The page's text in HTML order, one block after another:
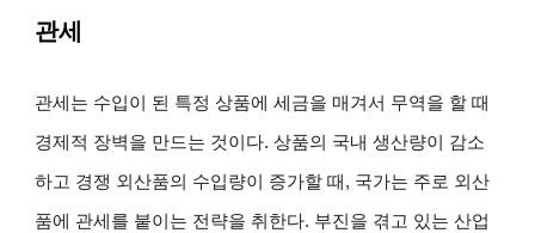
관세
관세는 수입이 된 특정 상품에 세금을 매겨서 무역을 할 때
경제적 장벽을 만드는 것이다. 상품의 국내 생산량이 감소
하고 경쟁 외산품의 수입량이 증가할 때, 국가는 주로 외산
품에 관세를 붙이는 전략을 취한다. 부진을 겪고 있는 산업